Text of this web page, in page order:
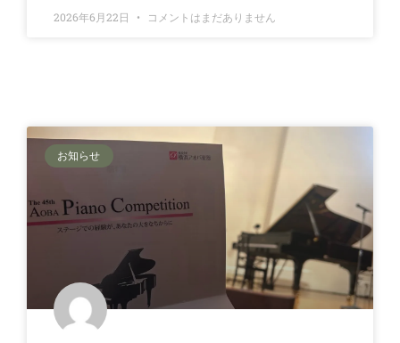
2026年6月22日 コメントはまだありません
お知らせ